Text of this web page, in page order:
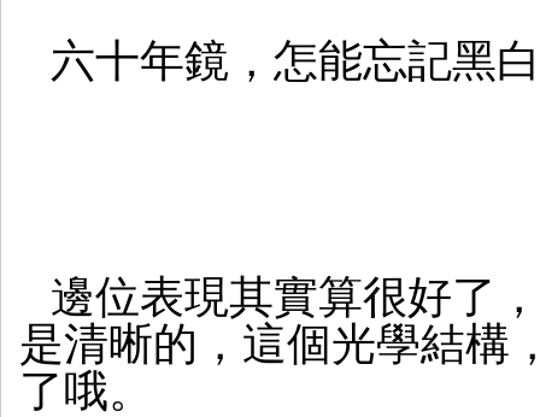
六十年鏡，怎能忘記黑
邊位表現其實算很好了
是清晰的，這個光學結構
了哦。